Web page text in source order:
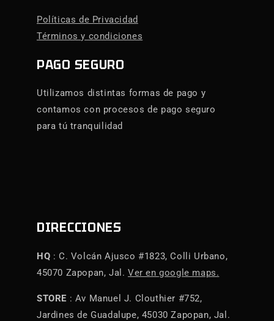
Políticas de Privacidad
Términos y condiciones
PAGO SEGURO
Utilizamos distintas formas de pago y
contamos con procesos de pago seguro
para tú tranquilidad
DIRECCIONES
HQ : C. Volcán Ajusco #1823, Colli Urbano,
45070 Zapopan, Jal. Ver en google maps.
STORE : Av Manuel J. Clouthier #752,
Jardines de Guadalupe, 45030 Zapopan, Jal.